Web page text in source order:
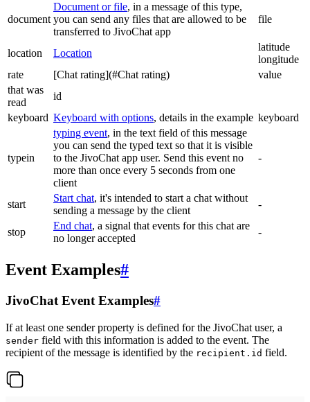
document
Document or file, in a message of this type,
you can send any files that are allowed to be
transferred to JivoChat app
file
location Location
latitude
longitude
rate
[Chat rating](#Chat rating)
value
that was
read
id
keyboard Keyboard with options, details in the example keyboard
typein
typing event, in the text field of this message
you can send the typed text so that it is visible
to the JivoChat app user. Send this event no
more than once every 5 seconds from one
client
-
start
Start chat, it's intended to start a chat without
sending a message by the client
-
stop
End chat, a signal that events for this chat are
no longer accepted
-
Event Examples#
JivoChat Event Examples#
If at least one sender property is defined for the JivoChat user, a
sender field with this information is added to the event. The
recipient of the message is identified by the recipient.id field.